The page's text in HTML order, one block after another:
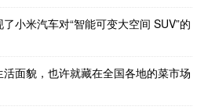
小米汽车对“智能可变大空间 SUV”的
面貌，也许就藏在全国各地的菜市场